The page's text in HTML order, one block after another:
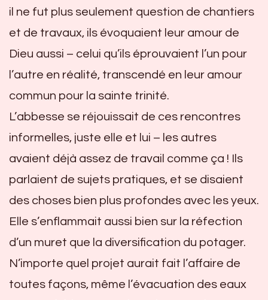
il ne fut plus seulement question de chantiers
et de travaux, ils évoquaient leur amour de
Dieu aussi – celui qu’ils éprouvaient l’un pour
l’autre en réalité, transcendé en leur amour
commun pour la sainte trinité.
L’abbesse se réjouissait de ces rencontres
informelles, juste elle et lui – les autres
avaient déjà assez de travail comme ça ! Ils
parlaient de sujets pratiques, et se disaient
des choses bien plus profondes avec les yeux.
Elle s’enflammait aussi bien sur la réfection
d’un muret que la diversification du potager.
N’importe quel projet aurait fait l’affaire de
toutes façons, même l’évacuation des eaux